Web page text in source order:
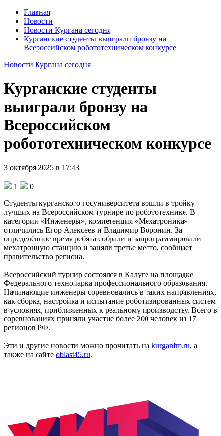
Главная
Новости
Новости Кургана сегодня
Курганские студенты выиграли бронзу на
Всероссийском робототехническом конкурсе
Новости Кургана сегодня
Курганские студенты
выиграли бронзу на
Всероссийском
робототехническом конкурсе
3 октября 2025 в 17:43
1
0
Студенты курганского госуниверситета вошли в тройку
лучших на Всероссийском турнире по робототехнике. В
категории «Инженеры», компетенция «Мехатроника»
отличились Егор Алексеев и Владимир Воронин. За
определённое время ребята собрали и запрограммировали
мехатронную станцию и заняли третье место, сообщает
правительство региона.
Всероссийский турнир состоялся в Калуге на площадке
Федерального технопарка профессионального образования.
Начинающие инженеры соревновались в таких направлениях,
как сборка, настройка и испытание роботизированных систем
в условиях, приближенных к реальному производству. Всего в
соревнованиях приняли участие более 200 человек из 17
регионов РФ.
Эти и другие новости можно прочитать на kurganfm.ru, а
также на сайте oblast45.ru.